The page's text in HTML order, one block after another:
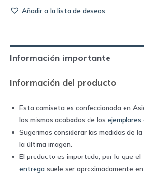
Madrid
|
Adidas
Añadir a la lista de deseos
Información importante
Información del producto
Esta camiseta es confeccionada en
los mismos acabados de los ejemplares
Sugerimos considerar las medidas de
la última imagen.
El producto es importado, por lo que el
entrega suele ser aproximadamente